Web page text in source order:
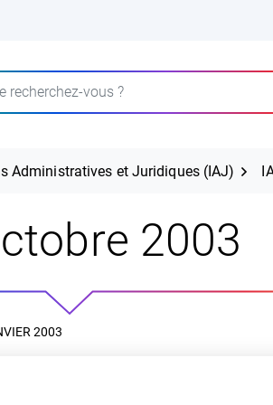
Administratives et Juridiques (IAJ)
2003
2003